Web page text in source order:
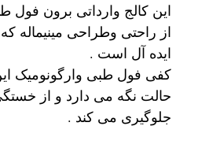
کاربرد: روزمره / اداری / مجلسی
مدل:کالج
کفی:طبی
نحوه بسته شدن:
slip-on
تزئینات: سگک رنگ ثابت
این کالج وارداتی برون فول
از راحتی وطراحی مینیماله
ایده آل است .
کفی فول طبی وارگونومیک این
حالت نگه می دارد و از
جلوگیری می کند .